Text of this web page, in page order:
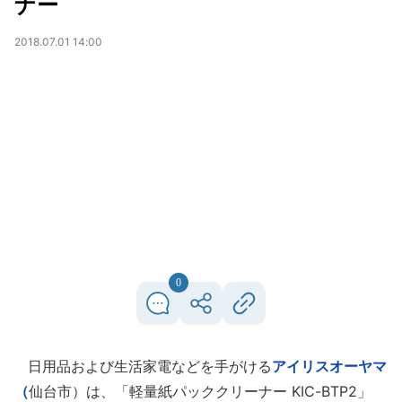
2018.07.01 14:00
0
日用品および生活家電などを手がけるアイリスオーヤマ
（仙台市）は、「軽量紙パッククリーナー KIC-BTP2」